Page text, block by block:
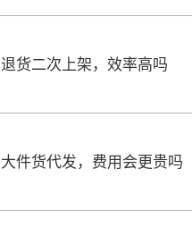
退货二次上架，效率高吗
大件货代发，费用会更贵吗